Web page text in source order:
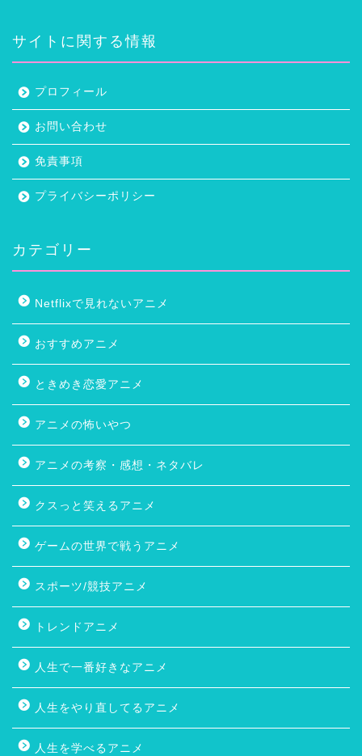
サイトに関する情報
プロフィール
お問い合わせ
免責事項
プライバシーポリシー
カテゴリー
Netflixで見れないアニメ
おすすめアニメ
ときめき恋愛アニメ
アニメの怖いやつ
アニメの考察・感想・ネタバレ
クスっと笑えるアニメ
ゲームの世界で戦うアニメ
スポーツ/競技アニメ
トレンドアニメ
人生で一番好きなアニメ
人生をやり直してるアニメ
人生を学べるアニメ